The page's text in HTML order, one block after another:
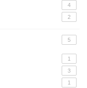
4
2
5
1
3
1